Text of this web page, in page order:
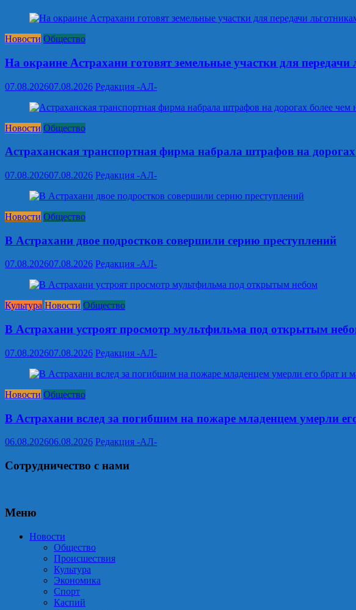
Новости Общество
На окраине Астрахани готовят земельные участки для передачи
07.08.202607.08.2026 Редакция -АЛ-
Новости Общество
Астраханская транспортная фирма набрала штрафов на
07.08.202607.08.2026 Редакция -АЛ-
Новости Общество
В Астрахани двое подростков совершили серию преступлений
07.08.202607.08.2026 Редакция -АЛ-
Культура Новости Общество
В Астрахани устроят просмотр мультфильма под открытым
07.08.202607.08.2026 Редакция -АЛ-
Новости Общество
В Астрахани вслед за погибшим на пожаре младенцем умерли
06.08.202606.08.2026 Редакция -АЛ-
Сотрудничество с нами
Меню
Новости
Общество
Происшествия
Культура
Экономика
Спорт
Каспий